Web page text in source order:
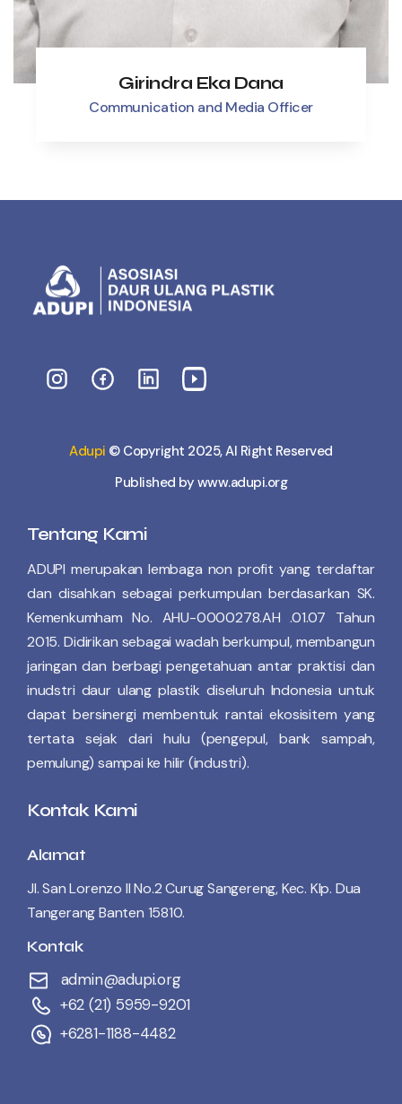
Girindra Eka Dana
Communication and Media Officer
Adupi © Copyright 2025, Al Right Reserved
Published by www.adupi.org
Tentang Kami
ADUPI merupakan lembaga non profit yang terdaftar
dan disahkan sebagai perkumpulan berdasarkan SK.
Kemenkumham No. AHU-0000278.AH .01.07 Tahun
2015. Didirikan sebagai wadah berkumpul, membangun
jaringan dan berbagi pengetahuan antar praktisi dan
inudstri daur ulang plastik diseluruh Indonesia untuk
dapat bersinergi membentuk rantai ekosisitem yang
tertata sejak dari hulu (pengepul, bank sampah,
pemulung) sampai ke hilir (industri).
Kontak Kami
Alamat
Jl. San Lorenzo II No.2 Curug Sangereng, Kec. Klp. Dua
Tangerang Banten 15810.
Kontak
admin@adupi.org
+62 (21) 5959-9201
+6281-1188-4482